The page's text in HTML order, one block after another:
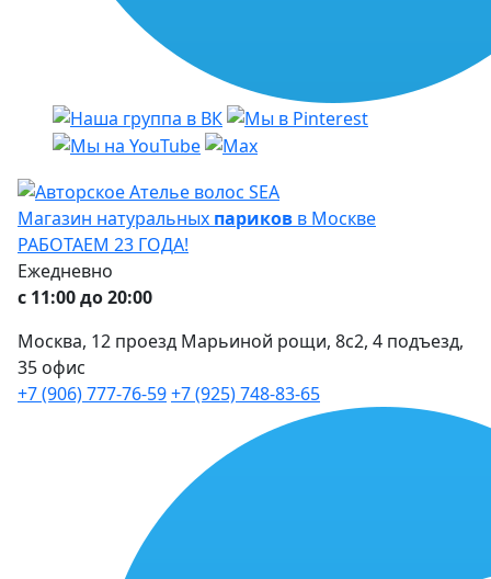
Магазин натуральных париков в Москве
РАБОТАЕМ 23 ГОДА!
Ежедневно
с 11:00 до 20:00
Москва, 12 проезд Марьиной рощи, 8с2, 4 подъезд,
35 офис
+7 (906) 777-76-59+7 (925) 748-83-65